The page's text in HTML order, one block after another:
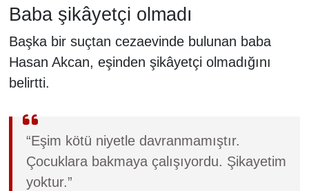
Baba şikâyetçi olmadı
Başka bir suçtan cezaevinde bulunan baba
Hasan Akcan, eşinden şikâyetçi olmadığını
belirtti.
“Eşim kötü niyetle davranmamıştır.
Çocuklara bakmaya çalışıyordu. Şikayetim
yoktur.”